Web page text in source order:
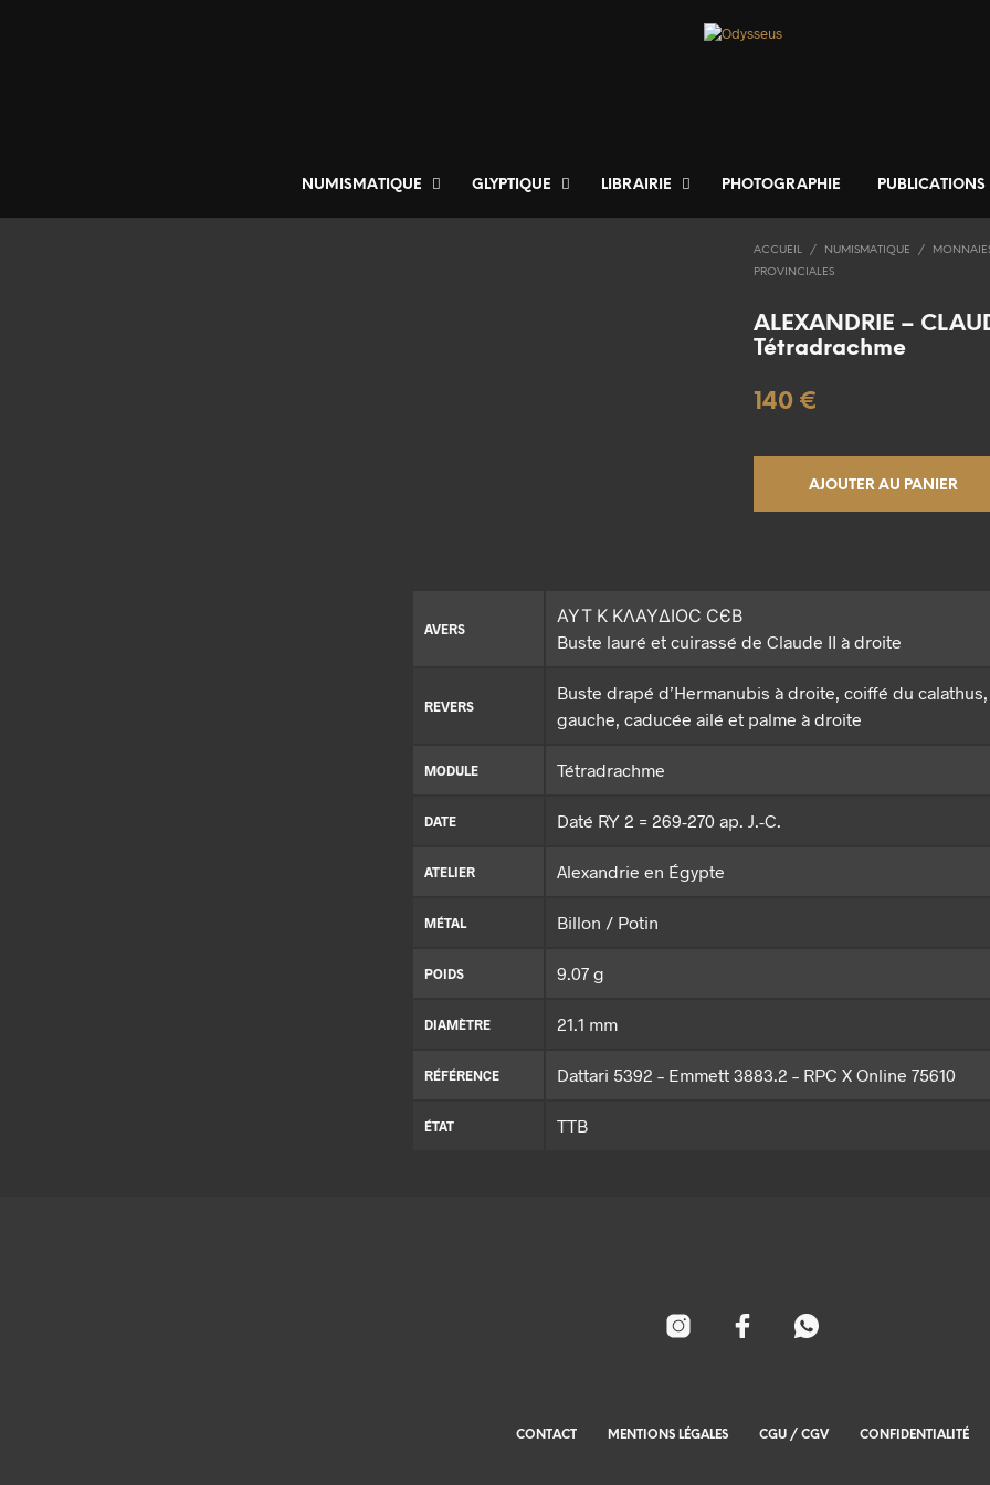
NUMISMATIQUE GLYPTIQUE LIBRAIRIE PHOTOGRAPHIE PUBLICATIONS
ACCUEIL / NUMISMATIQUE /
PROVINCIALES
ALEXANDRIE –
Tétradrachme
140 €
AJOUTER AU PANIER
AVERS
ΑΥΤ Κ ΚΛΑΥΔΙΟϹ ϹЄΒ
Buste lauré et cuirassé de Claude II à droite
REVERS
Buste drapé d’Hermanubis à droite, coiffé du calathus,
gauche, caducée ailé et palme à droite
MODULE Tétradrachme
DATE Daté RY 2 = 269-270 ap. J.-C.
ATELIER Alexandrie en Égypte
MÉTAL Billon / Potin
POIDS 9.07 g
DIAMÈTRE 21.1 mm
RÉFÉRENCE Dattari 5392 – Emmett 3883.2 – RPC X Online 75610
ÉTAT TTB
CONTACT MENTIONS LÉGALES CGU / CGV CONFIDENTIALITÉ